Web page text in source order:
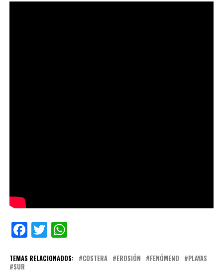
Facebook
TwitterWhatsApp
TEMAS RELACIONADOS: COSTERA EROSIÓN FENÓMENO
PLAYAS
SUR